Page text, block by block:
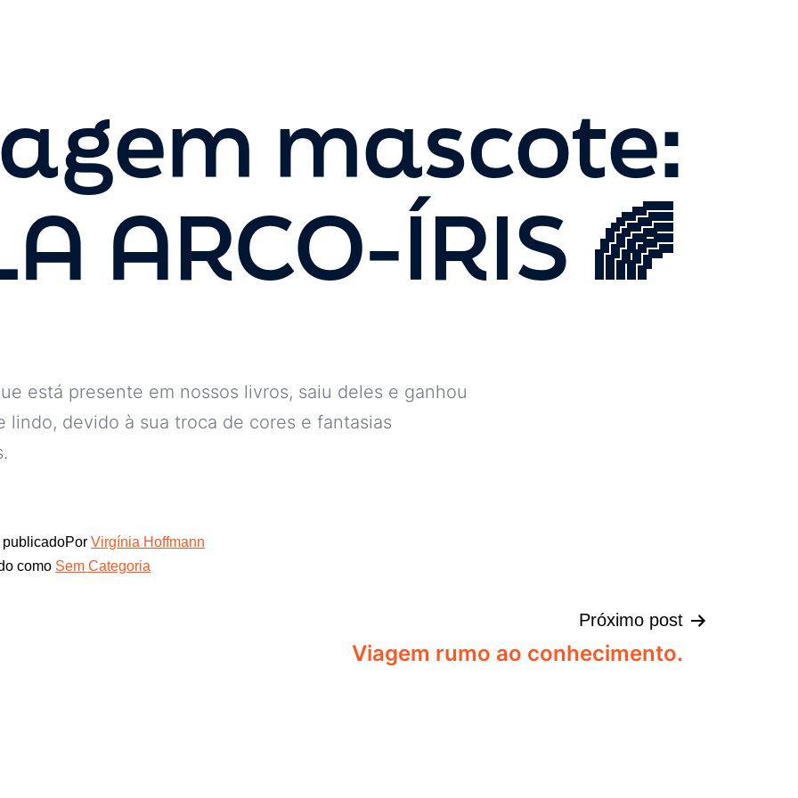
mascote:
ARCO-ÍRIS 🌈
está presente em nossos livros, saiu deles e ganhou
lindo, devido à sua troca de cores e fantasias
publicadoPor Virgínia Hoffmann
como Sem Categoria
Próximo post
Viagem rumo ao conhecimento.